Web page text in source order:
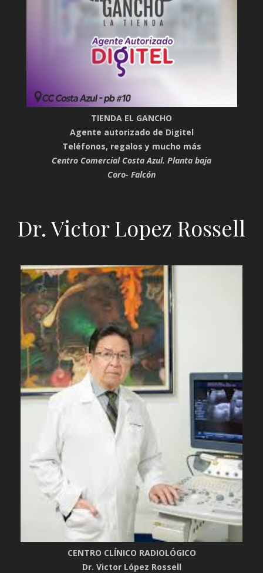
TIENDA EL GANCHO
Agente autorizado de Digitel
Teléfonos, regalos y mucho más
Centro Comercial Costa Azul. Planta baja
Coro- Falcón
Dr. Victor Lopez Rossell
CENTRO CLÍNICO RADIOLÓGICO
Dr. Victor López Rossell